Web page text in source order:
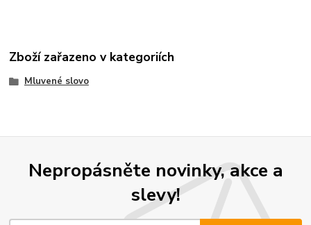
Zboží zařazeno v kategoriích
Mluvené slovo
Nepropásněte novinky, akce a
slevy!